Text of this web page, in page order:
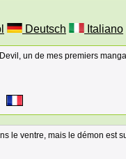
Deutsch Italiano
un de mes premiers
le ventre, mais le démon est